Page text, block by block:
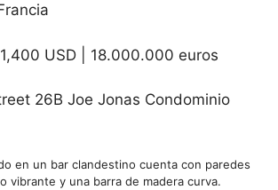
USD | 18.000.000 euros
en un bar clandestino cuenta con paredes
vibrante y una barra de madera curva.